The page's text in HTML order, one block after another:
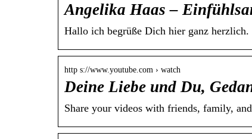
Angelika Haas –
Hallo ich begrüße Dich hier ganz
http s://www.youtube.com › watch
Deine Liebe und Du,
Share your videos with friends, family,